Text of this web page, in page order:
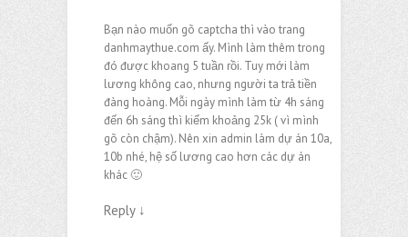
Bạn nào muốn gõ captcha thì vào trang
danhmaythue.com ấy. Mình làm thêm trong
đó được khoang 5 tuần rồi. Tuy mới làm
lương không cao, nhưng người ta trả tiền
đàng hoàng. Mỗi ngày mình làm từ 4h sáng
đến 6h sáng thì kiếm khoảng 25k ( vì mình
gõ còn chậm). Nên xin admin làm dự án 10a,
10b nhé, hệ số lương cao hơn các dự án
khác 🙂
Reply ↓